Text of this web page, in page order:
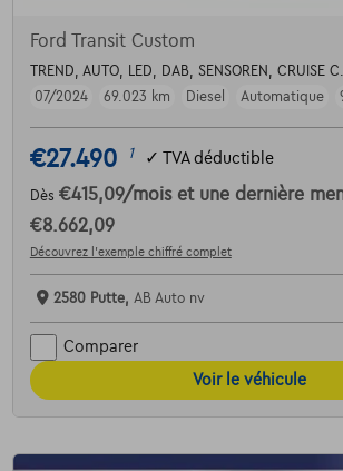
Ford Transit Custom
TREND, AUTO, LED, DAB, SENSOREN, CRUISE C.
07/2024
69.023 km Diesel Automatique
€27.490 1 ✓ TVA déductible
Dès €415,09/mois et une dernière
€8.662,09
Découvrez l’exemple chiffré complet
2580 Putte, AB Auto nv
Comparer
Voir le véhicule